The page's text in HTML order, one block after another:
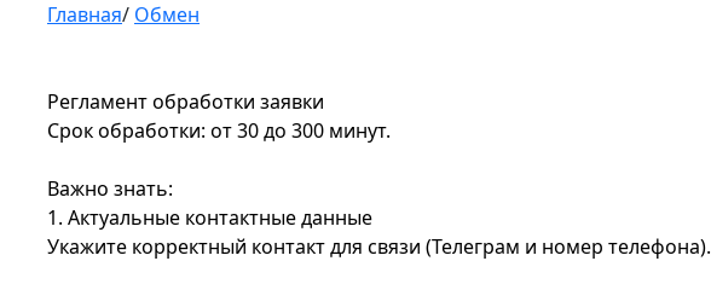
Главная/ Обмен
Регламент обработки заявки
Срок обработки: от 30 до 300 минут.
Важно знать:
1. Актуальные контактные данные
Укажите корректный контакт для связи (Телеграм и номер